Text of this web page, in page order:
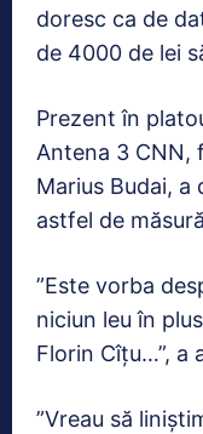
doresc ca de
de 4000 de lei
Prezent în
Antena 3 CNN,
Marius Budai, a
astfel de
”Este vorba
niciun leu în
Florin Cîțu…”, a
”Vreau să